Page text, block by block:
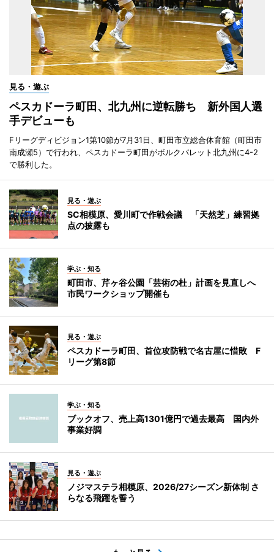
見る・遊ぶ
ペスカドーラ町田、北九州に逆転勝ち 新外国人選
手デビューも
Fリーグディビジョン1第10節が7月31日、町田市立総合体育館（町田市
南成瀬5）で行われ、ペスカドーラ町田がボルクバレット北九州に4-2
で勝利した。
見る・遊ぶ
SC相模原、愛川町で作戦会議 「天然芝」練習拠
点の披露も
学ぶ・知る
町田市、芹ヶ谷公園「芸術の杜」計画を見直しへ
市民ワークショップ開催も
見る・遊ぶ
ペスカドーラ町田、首位攻防戦で名古屋に惜敗 F
リーグ第8節
学ぶ・知る
ブックオフ、売上高1301億円で過去最高 国内外
事業好調
見る・遊ぶ
ノジマステラ相模原、2026/27シーズン新体制 さ
らなる飛躍を誓う